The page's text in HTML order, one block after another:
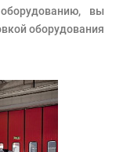
вы
оборудования